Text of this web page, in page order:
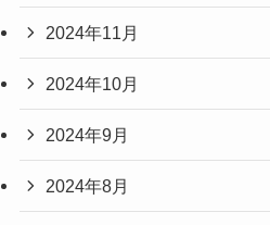
2024年11月
2024年10月
2024年9月
2024年8月